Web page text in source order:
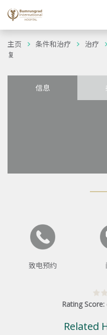
主页 条件和治疗 治疗
复
信息
致电预约
Rating Score:
Related